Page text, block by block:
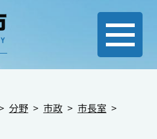
分野 市政
市長室